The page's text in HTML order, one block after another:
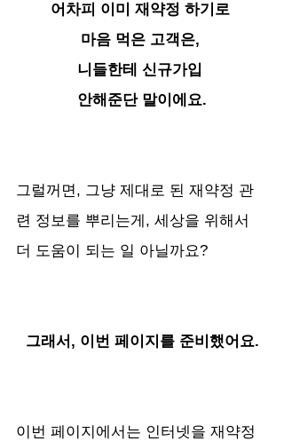
어차피 이미 재약정 하기로
마음 먹은 고객은,
니들한테 신규가입
안해준단 말이에요.
그럴꺼면, 그냥 제대로 된 재약정 관
련 정보를 뿌리는게, 세상을 위해서
더 도움이 되는 일 아닐까요?
그래서, 이번 페이지를 준비했어요.
이번 페이지에서는 인터넷을 재약정